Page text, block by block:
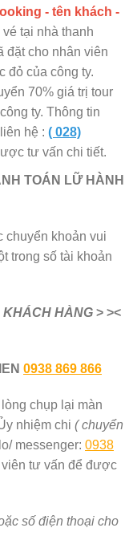
- tên khách -
tại nhà thanh
đặt cho nhân viên
đỏ của công ty.
70% giá trị tour
ty. Thông tin
hệ : ( 028)
tư vấn chi tiết.
TOÁN LỮ HÀNH
chuyển khoản vui
trong số tài khoản
KHÁCH HÀNG > ><
0938 869 866
chụp lại màn
nhiệm chi ( chuyển
messenger: 0938
viên tư vấn để được
số điện thoại cho